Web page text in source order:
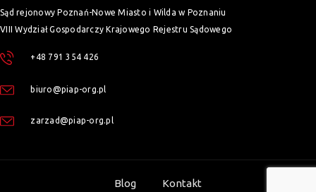
Sąd rejonowy Poznań-Nowe Miasto i Wilda w Poznaniu
VIII Wydział Gospodarczy Krajowego Rejestru Sądowego
+48 791 354 426
biuro@piap-org.pl
zarzad@piap-org.pl
Blog Kontakt